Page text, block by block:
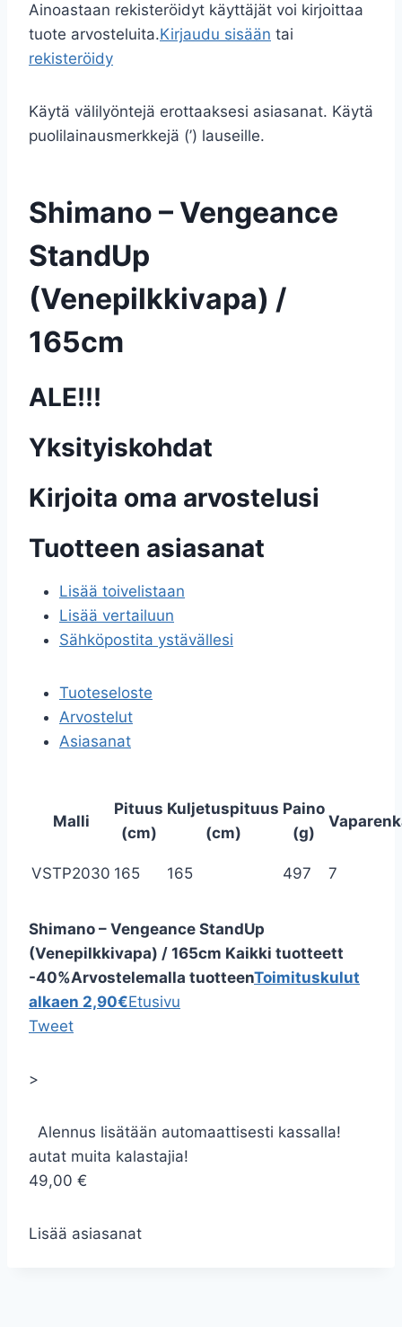
Ainoastaan rekisteröidyt käyttäjät voi kirjoittaa
tuote arvosteluita.Kirjaudu sisään tai
rekisteröidy
Käytä välilyöntejä erottaaksesi asiasanat. Käytä
puolilainausmerkkejä (’) lauseille.
Shimano – Vengeance
StandUp
(Venepilkkivapa) /
165cm
ALE!!!
Yksityiskohdat
Kirjoita oma arvostelusi
Tuotteen asiasanat
Lisää toivelistaan
Lisää vertailuun
Sähköpostita ystävällesi
Tuoteseloste
Arvostelut
Asiasanat
Malli
Pituus
(cm)
Kuljetuspituus
(cm)
Paino
(g)
VSTP2030 165 165 497 7
Shimano – Vengeance StandUp
(Venepilkkivapa) / 165cm Kaikki tuotteett
-40%Arvostelemalla tuotteenToimituskulut
alkaen 2,90€Etusivu
Tweet
>
Alennus lisätään automaattisesti kassalla!
autat muita kalastajia!
49,00 €
Lisää asiasanat